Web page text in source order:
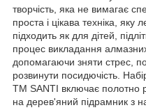
творчість, яка не вимагає
проста і цікава техніка, яку
підходить як для дітей,
процес викладання алмазних
допомагаючи зняти стрес,
розвинути посидючість.
ТМ SANTI включає полотно
на дерев'яний підрамник з